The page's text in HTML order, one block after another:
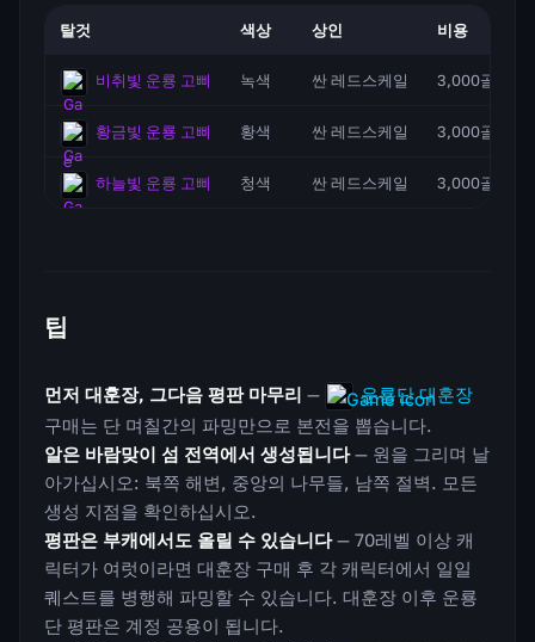
탈것 색상 상인 비용
비취빛 운룡 고삐 녹색 싼 레드스케일 3,000골드
황금빛 운룡 고삐 황색 싼 레드스케일 3,000골드
하늘빛 운룡 고삐 청색 싼 레드스케일 3,000골드
팁
먼저 대훈장, 그다음 평판 마무리 —
운룡단 대훈장
구매는 단 며칠간의 파밍만으로 본전을 뽑습니다.
알은 바람맞이 섬 전역에서 생성됩니다— 원을 그리며 날
아가십시오: 북쪽 해변, 중앙의 나무들, 남쪽 절벽. 모든
생성 지점을 확인하십시오.
평판은 부캐에서도 올릴 수 있습니다— 70레벨 이상 캐
릭터가 여럿이라면 대훈장 구매 후 각 캐릭터에서 일일
퀘스트를 병행해 파밍할 수 있습니다. 대훈장 이후 운룡
단 평판은 계정 공용이 됩니다.